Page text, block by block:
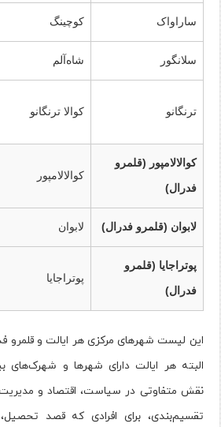
ساراواک کوچینگ
سلانگور شاه‌آلم
ترنگانو کوالا ترنگانو
کوالالامپور (قلمرو
فدرال)
کوالالامپور
لابوان (قلمرو فدرال) لابوان
پوتراجایا (قلمرو
فدرال)
پوتراجایا
این لیست شهرهای مرکزی هر ایالت و قلمرو
البته هر ایالت دارای شهرها و
نقش متفاوتی در سیاست، اقتصاد و
تقسیم‌بندی، برای افرادی که قصد تحصیل،